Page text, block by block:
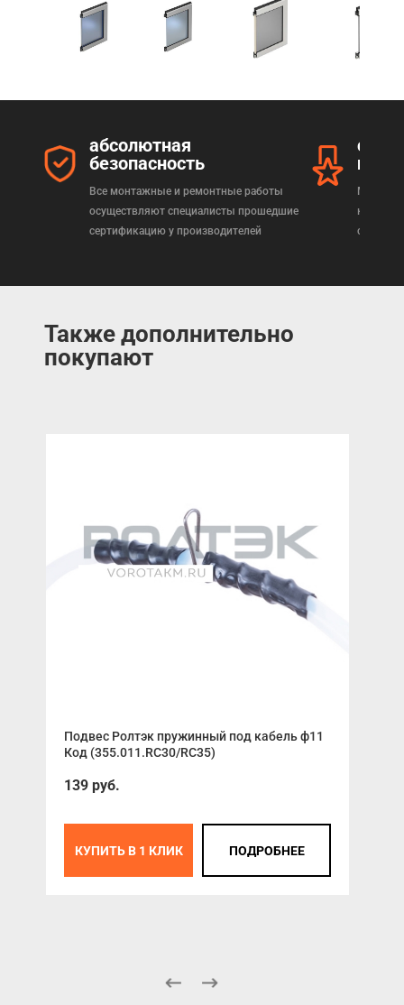
абсолютная
безопасность
Все монтажные и ремонтные работы
осуществляют специалисты прошедшие
сертификацию у производителей
Мы
Также дополнительно
покупают
Подвес Ролтэк пружинный под кабель ф11
Код (355.011.RC30/RC35)
139 руб.
КУПИТЬ В 1 КЛИК ПОДРОБНЕЕ